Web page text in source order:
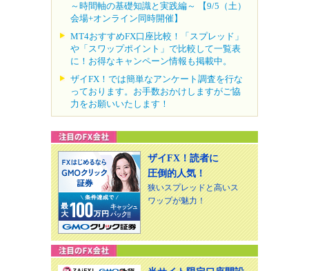
～時間軸の基礎知識と実践編～ 【9/5（土）
会場+オンライン同時開催】
MT4おすすめFX口座比較！「スプレッド」
や「スワップポイント」で比較して一覧表
に！お得なキャンペーン情報も掲載中。
ザイFX！では簡単なアンケート調査を行な
っております。お手数おかけしますがご協
力をお願いいたします！
ザイFX！読者に
圧倒的人気！
狭いスプレッドと高いス
ワップが魅力！